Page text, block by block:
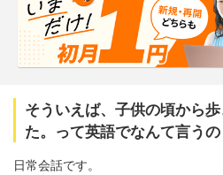
そういえば、子供の頃から
た。って英語でなんて言うの
日常会話です。